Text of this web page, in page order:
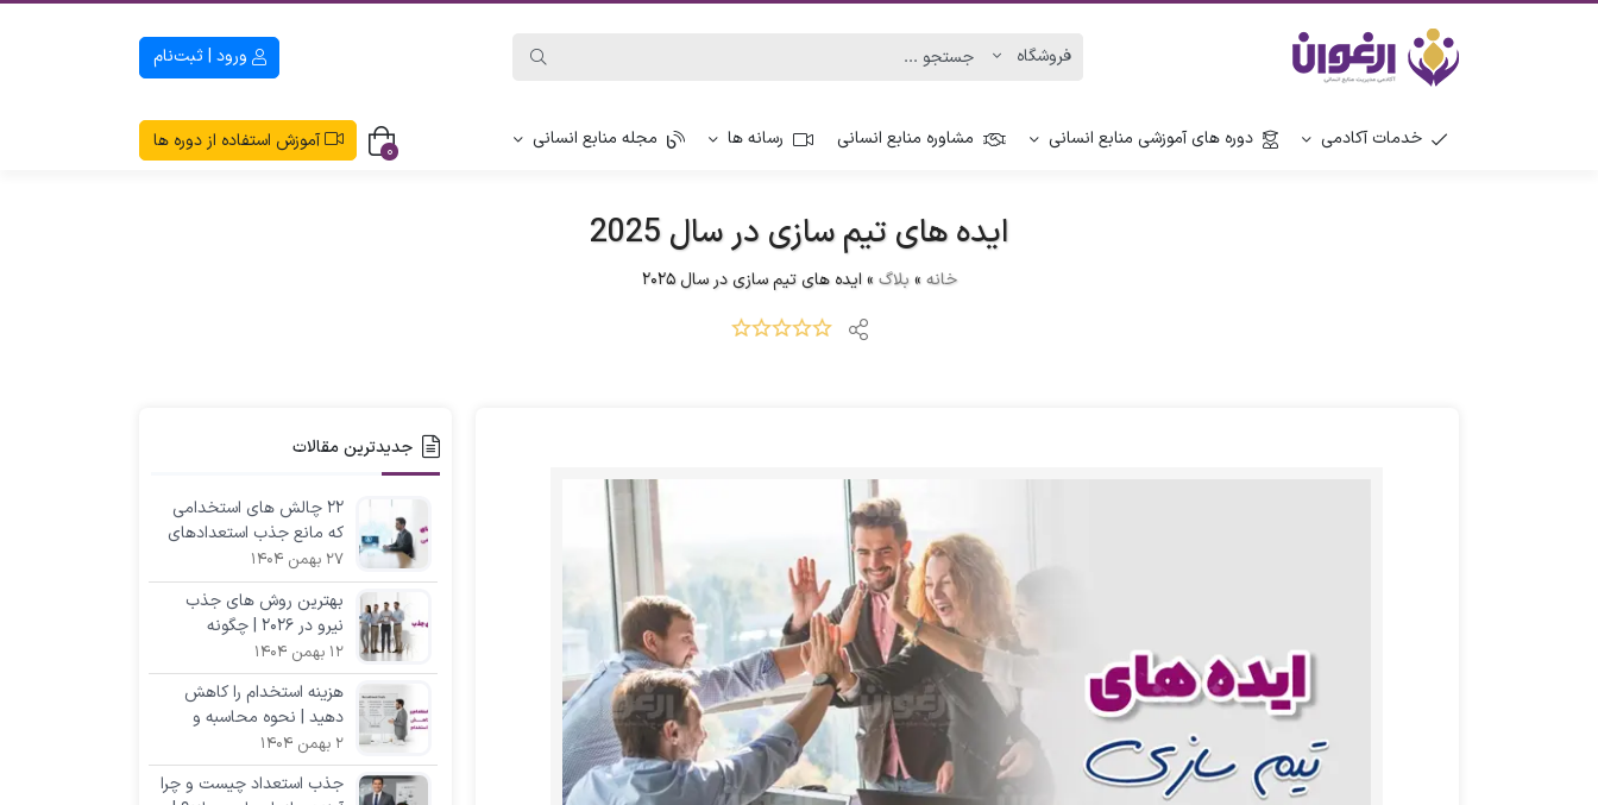
ورود | ثبت‌نام
خدمات آکادمی دوره های آموزشی منابع انسانی مشاوره منابع انسانی رسانه ها مجله منابع انسانی 0 آموزش استفاده از دوره ها
ایده های تیم سازی در سال 2025
خانه »بلاگ »ایده های تیم سازی در سال 2025
جدیدترین مقالات
۲۲ چالش های استخدامی
که مانع جذب استعدادهای
برتر می‌شوند +(با راه‌حل)
27 بهمن 1404
بهترین روش‌ های جذب
نیرو در ۲۰۲۶ | چگونه
استعدادهای برتر را استخدام
کنیم؟
12 بهمن 1404
هزینه استخدام را کاهش
دهید | نحوه محاسبه و
راهکارهای کم‌هزینه
2 بهمن 1404
جذب استعداد چیست و چرا